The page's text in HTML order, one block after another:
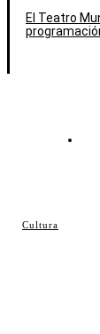
Cultura
El Teatro